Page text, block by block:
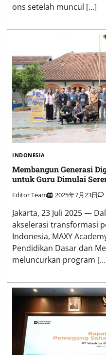
ons setelah muncul […]
INDONESIA
Membangun Generasi
untuk Guru Dimulai
Editor Team 2025年7月23日
Jakarta, 23 Juli 2025 —
akselerasi transformasi
Indonesia, MAXY
Pendidikan Dasar dan
meluncurkan program